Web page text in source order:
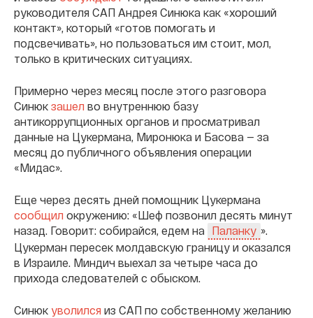
руководителя САП Андрея Синюка как «хороший
контакт», который «готов помогать и
подсвечивать», но пользоваться им стоит, мол,
только в критических ситуациях.
Примерно через месяц после этого разговора
Синюк зашел во внутреннюю базу
антикоррупционных органов и просматривал
данные на Цукермана, Миронюка и Басова — за
месяц до публичного объявления операции
«Мидас».
Еще через десять дней помощник Цукермана
сообщил окружению: «Шеф позвонил десять минут
назад. Говорит: собирайся, едем на
Паланку ».
Цукерман пересек молдавскую границу и оказался
в Израиле. Миндич выехал за четыре часа до
прихода следователей с обыском.
Синюк уволился из САП по собственному желанию